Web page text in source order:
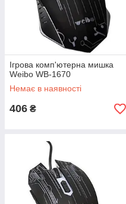
Ігрова комп'ютерна мишка
Weibo WB-1670
Немає в наявності
406 ₴